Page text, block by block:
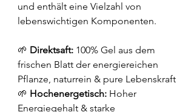
und enthält eine Vielzahl von
lebenswichtigen Komponenten.
🌱 Direktsaft: 100% Gel aus dem
frischen Blatt der energiereichen
Pflanze, naturrein & pure Lebenskraft
🌱 Hochenergetisch: Hoher
Energiegehalt & starke